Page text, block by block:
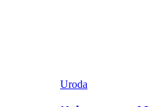
Uroda